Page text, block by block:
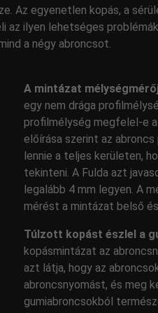
Az egyenetlen kopás, a
ilyen lehetséges
a négy abroncsot.
A mintázat
egy nem drága
profilmélység megfelel-e
előírása szerint az
lennie a teljes kerületen,
tekinteni. A Fulda azt
legalább 4 mm legyen. A
mérést a mintázat belső
Túlzott kopást észlel a
kopásmintázat az
azt látja, hogy az
abroncsnyomást, és meg
gumiabroncsokból